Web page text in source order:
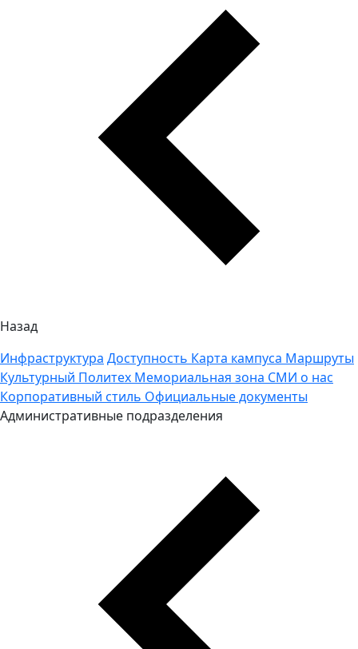
Назад
Инфраструктура Доступность Карта кампуса Маршруты
Культурный Политех Мемориальная зона СМИ о нас
Корпоративный стиль Официальные документы
Административные подразделения